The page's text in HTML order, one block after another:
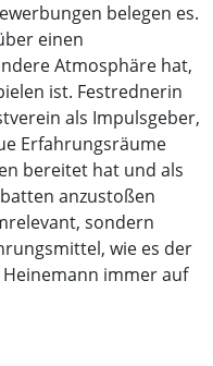
belegen es.
einen
Atmosphäre hat,
ist. Festrednerin
als Impulsgeber,
Erfahrungsräume
bereitet hat und als
anzustoßen
sondern
wie es der
immer auf